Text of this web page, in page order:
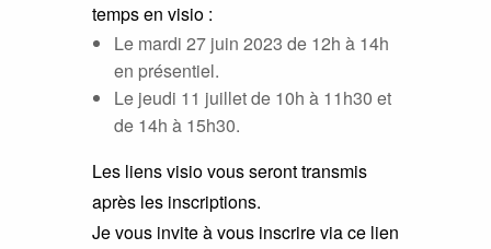
temps en visio :
Le mardi 27 juin 2023 de 12h à 14h
en présentiel.
Le jeudi 11 juillet de 10h à 11h30 et
de 14h à 15h30.
Les liens visio vous seront transmis
après les inscriptions.
Je vous invite à vous inscrire via ce lien